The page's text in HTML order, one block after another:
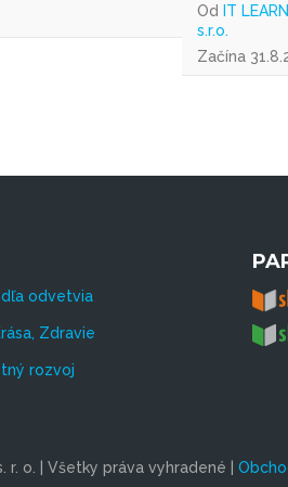
Od IT
s.r.o.
Začína
odvetvia
Zdravie
rozvoj
o. | Všetky práva vyhradené |